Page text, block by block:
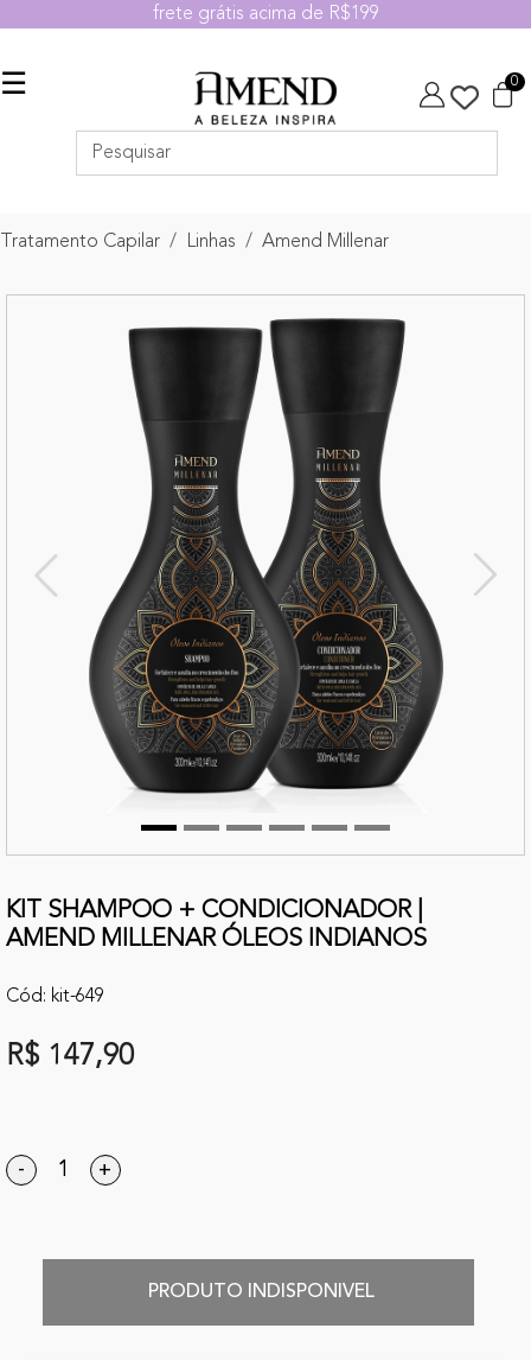
frete grátis acima de R$199
☰ 0
Tratamento Capilar Linhas Amend Millenar
KIT SHAMPOO + CONDICIONADOR |
AMEND MILLENAR ÓLEOS INDIANOS
Cód: kit-649
R$ 147,90
- +
PRODUTO INDISPONIVEL